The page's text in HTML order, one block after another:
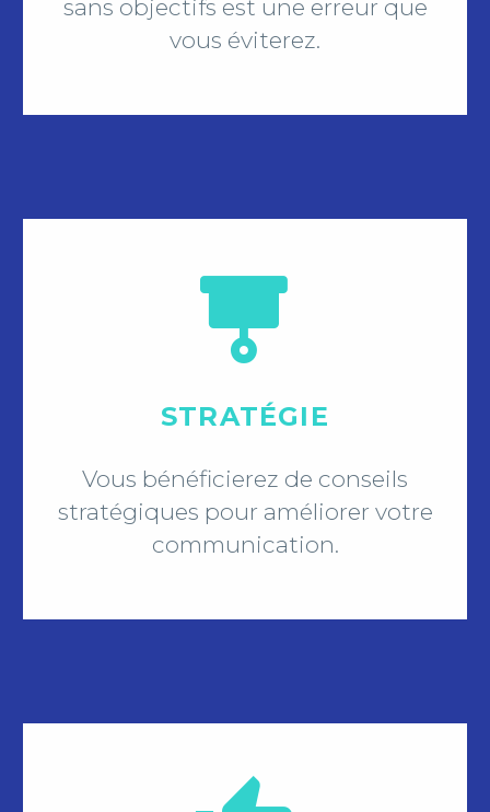
sans objectifs est une erreur que
vous éviterez.


STRATÉGIE
Vous bénéficierez de conseils
stratégiques pour améliorer votre
communication.